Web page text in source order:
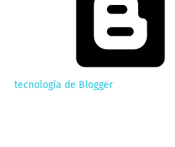
tecnología de Blogger